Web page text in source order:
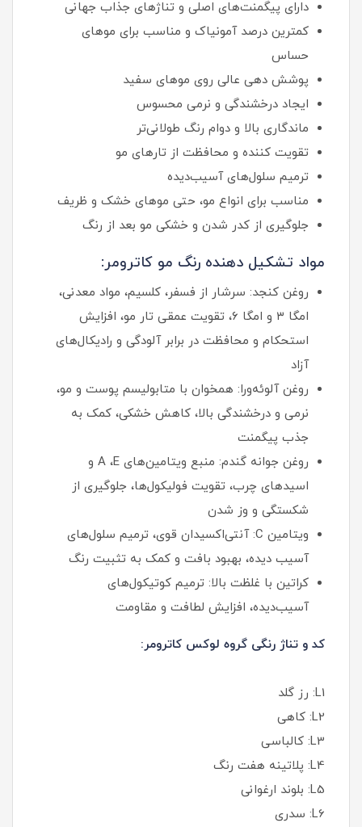
دارای پیگمنت‌های اصلی و تناژهای جذاب جهانی
کمترین درصد آمونیاک و مناسب برای موهای
حساس
پوشش‌ دهی عالی روی موهای سفید
ایجاد درخشندگی و نرمی محسوس
ماندگاری بالا و دوام رنگ طولانی‌تر
تقویت‌ کننده و محافظت از تارهای مو
ترمیم سلول‌های آسیب‌دیده
مناسب برای انواع مو، حتی موهای خشک و ظریف
جلوگیری از کدر شدن و خشکی مو بعد از رنگ
مواد تشکیل دهنده رنگ مو کاترومر:
روغن کنجد: سرشار از فسفر، کلسیم، مواد معدنی،
امگا ۳ و امگا ۶، تقویت عمقی تار مو، افزایش
استحکام و محافظت در برابر آلودگی و رادیکال‌های
آزاد
روغن آلوئه‌ورا: همخوان با متابولیسم پوست و مو،
نرمی و درخشندگی بالا، کاهش خشکی، کمک به
جذب پیگمنت
روغن جوانه گندم: منبع ویتامین‌های A ،E و
اسیدهای چرب، تقویت فولیکول‌ها، جلوگیری از
شکستگی و وز شدن
ویتامین C: آنتی‌اکسیدان قوی، ترمیم سلول‌های
آسیب‌ دیده، بهبود بافت و کمک به تثبیت رنگ
کراتین با غلظت بالا: ترمیم کوتیکول‌های
آسیب‌دیده، افزایش لطافت و مقاومت
کد و تناژ رنگی گروه لوکس کاترومر:
L1: رز گلد
L2: کاهی
L3: کالباسی
L4: پلاتینه هفت رنگ
L5: بلوند ارغوانی
L6: سدری